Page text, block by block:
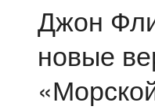
Джон
новые